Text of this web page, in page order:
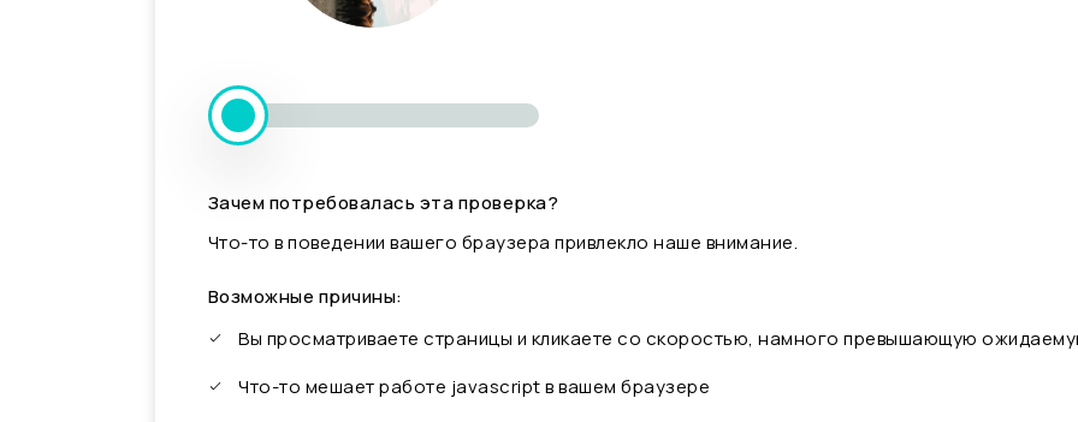
Зачем потребовалась эта проверка?
Что-то в поведении вашего браузера привлекло наше внимание.
Возможные причины:
Вы просматриваете страницы и кликаете со скоростью, намного превышающую
Что-то мешает работе javascript в вашем браузере